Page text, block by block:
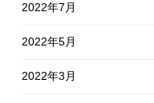
2022年7月
2022年5月
2022年3月